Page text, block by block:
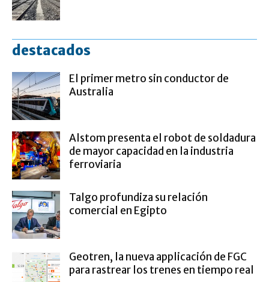
destacados
El primer metro sin conductor de
Australia
Alstom presenta el robot de soldadura
de mayor capacidad en la industria
ferroviaria
Talgo profundiza su relación
comercial en Egipto
Geotren, la nueva applicación de FGC
para rastrear los trenes en tiempo real